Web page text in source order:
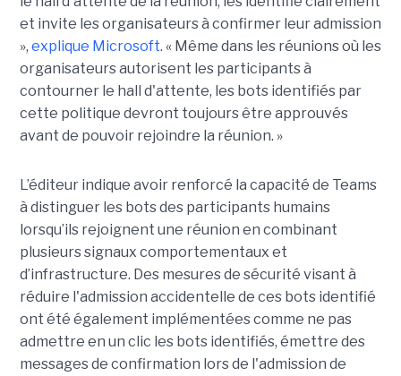
et invite les organisateurs à confirmer leur admission
», explique Microsoft. « Même dans les réunions où les
organisateurs autorisent les participants à
contourner le hall d'attente, les bots identifiés par
cette politique devront toujours être approuvés
avant de pouvoir rejoindre la réunion. »
L’éditeur indique avoir renforcé la capacité de Teams
à distinguer les bots des participants humains
lorsqu’ils rejoignent une réunion en combinant
plusieurs signaux comportementaux et
d’infrastructure. Des mesures de sécurité visant à
réduire l'admission accidentelle de ces bots identifié
ont été également implémentées comme ne pas
admettre en un clic les bots identifiés, émettre des
messages de confirmation lors de l'admission de